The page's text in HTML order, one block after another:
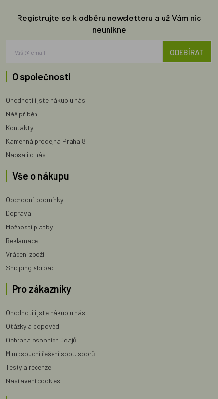
Registrujte se k odběru newsletteru a už Vám nic
neunikne
ODEBÍRAT
O společnosti
Ohodnotili jste nákup u nás
Náš příběh
Kontakty
Kamenná prodejna Praha 8
Napsali o nás
Vše o nákupu
Obchodní podmínky
Doprava
Možnosti platby
Reklamace
Vrácení zboží
Shipping abroad
Pro zákazníky
Ohodnotili jste nákup u nás
Otázky a odpovědi
Ochrana osobních údajů
Mimosoudní řešení spot. sporů
Testy a recenze
Nastavení cookies